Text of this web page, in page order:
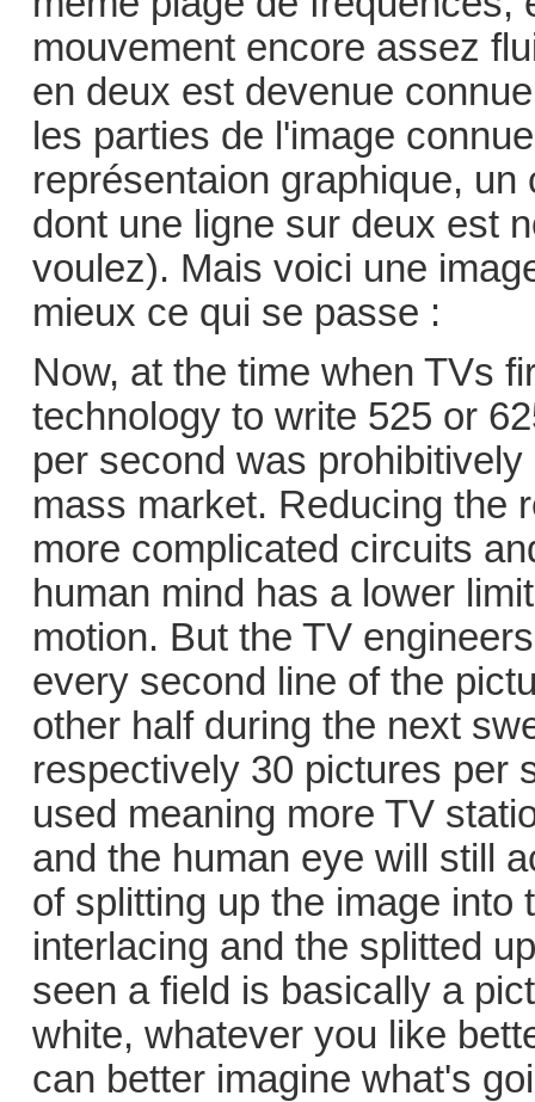
mouvement encore assez
en deux est devenue
les parties de l'image
représentaion graphique,
dont une ligne sur deux est
voulez). Mais voici une
mieux ce qui se passe :
Now, at the time when TVs
technology to write 525 or
per second was
mass market. Reducing the
more complicated circuits
human mind has a lower
motion. But the TV
every second line of the
other half during the next
respectively 30 pictures per
used meaning more TV
and the human eye will still
of splitting up the image
interlacing and the splitted
seen a field is basically a
white, whatever you like
can better imagine what's